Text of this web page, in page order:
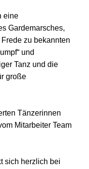
eine
Gardemarsches,
zu bekannten
und
Tanz und die
große
Tänzerinnen
Mitarbeiter Team
sich herzlich bei